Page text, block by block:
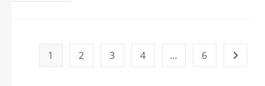
1 2 3 4 … 6